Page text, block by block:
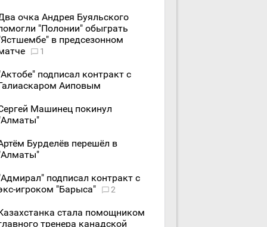
очка Андрея Буяльского
"Полонии" обыграть
в предсезонном
1
подписал контракт с
Аиповым
Машинец покинул
Бурделёв перешёл в
подписал контракт с
игроком "Барыса"
2
стала помощником
тренера канадской